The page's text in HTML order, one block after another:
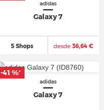
adidas
Galaxy 7
5 Shops desde 36,64 €
adidas
Galaxy 7
-41 %*